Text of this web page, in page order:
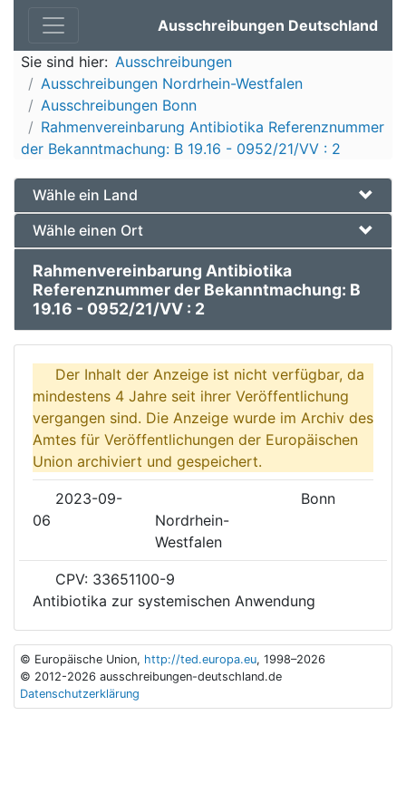
Ausschreibungen Deutschland
Sie sind hier: Ausschreibungen
Ausschreibungen Nordrhein-Westfalen
Ausschreibungen Bonn
Rahmenvereinbarung Antibiotika Referenznummer
der Bekanntmachung: B 19.16 - 0952/21/VV : 2
Wähle ein Land
Wähle einen Ort
Rahmenvereinbarung Antibiotika
Referenznummer der Bekanntmachung: B
19.16 - 0952/21/VV : 2
Der Inhalt der Anzeige ist nicht verfügbar, da
mindestens 4 Jahre seit ihrer Veröffentlichung
vergangen sind. Die Anzeige wurde im Archiv des
Amtes für Veröffentlichungen der Europäischen
Union archiviert und gespeichert.
2023-09-
06
Nordrhein-
Westfalen
Bonn
CPV: 33651100-9
Antibiotika zur systemischen Anwendung
© Europäische Union, http://ted.europa.eu, 1998–2026
© 2012-2026 ausschreibungen-deutschland.de
Datenschutzerklärung